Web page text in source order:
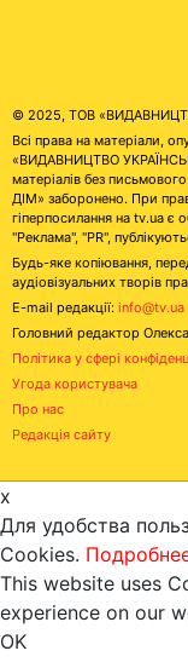
© 2025, ТОВ
Всі права на матеріали,
«ВИДАВНИЦТВО
матеріалів без
ДІМ» заборонено. При
гіперпосилання на tv.ua є
"Реклама", "PR",
Будь-яке копіювання,
аудіовізуальних творів
E-mail редакції: info@tv.ua
Головний редактор
Політика у сфері
Угода користувача
Про нас
Редакція сайту
x
Для удобства
Cookies.
This website uses
experience on our
OK